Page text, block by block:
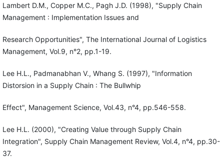
Lambert D.M., Copper M.C., Pagh J.D. (1998), "Supply Chain
Management : Implementation Issues and
Research Opportunities", The International Journal of Logistics
Management, Vol.9, n°2, pp.1-19.
Lee H.L., Padmanabhan V., Whang S. (1997), "Information
Distorsion in a Supply Chain : The Bullwhip
Effect", Management Science, Vol.43, n°4, pp.546-558.
Lee H.L. (2000), "Creating Value through Supply Chain
Integration", Supply Chain Management Review, Vol.4, n°4, pp.30-
37.